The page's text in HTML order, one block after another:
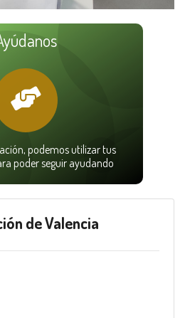
podemos utilizar tus
poder seguir ayudando
de Valencia